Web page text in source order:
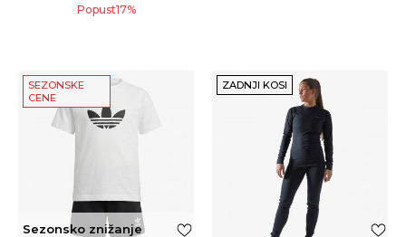
Popust17%
SEZONSKE
CENE
Sezonsko znižanje
ZADNJI KOSI